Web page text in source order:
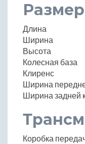
Длина
Ширина
Высота
Колесная база
Клиренс
Ширина
Ширина задней
Коробка